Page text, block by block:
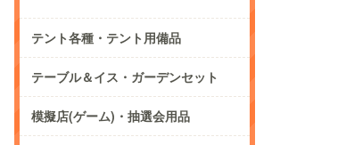
テント各種・テント用備品
テーブル＆イス・ガーデンセット
模擬店(ゲーム)・抽選会用品